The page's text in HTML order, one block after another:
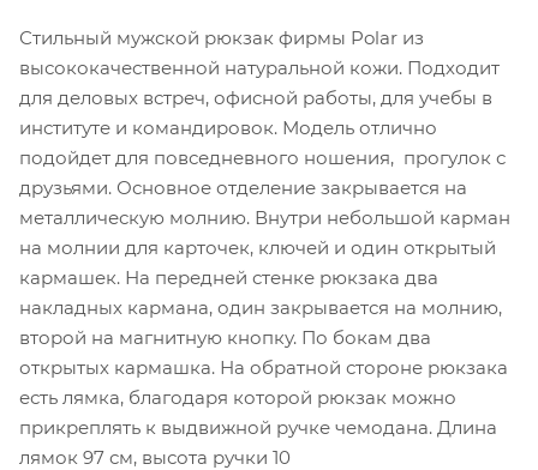
Стильный мужской рюкзак фирмы Polar из
высококачественной натуральной кожи. Подходит
для деловых встреч, офисной работы, для учебы в
институте и командировок. Модель отлично
подойдет для повседневного ношения, прогулок с
друзьями. Основное отделение закрывается на
металлическую молнию. Внутри небольшой карман
на молнии для карточек, ключей и один открытый
кармашек. На передней стенке рюкзака два
накладных кармана, один закрывается на молнию,
второй на магнитную кнопку. По бокам два
открытых кармашка. На обратной стороне рюкзака
есть лямка, благодаря которой рюкзак можно
прикреплять к выдвижной ручке чемодана. Длина
лямок 97 см, высота ручки 10